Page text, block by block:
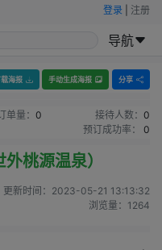
登录 注册
导航
海报 手动生成海报 分享
单量： 0 接待人数： 0
预订成功率：
0
桃源温泉）
更新时间： 2023-05-21 13:13:32
浏览量： 1264